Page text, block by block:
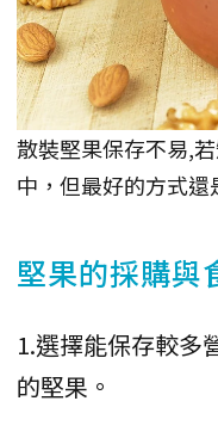
散裝堅果保存不易,
中，但最好的方式
堅果的採購與
1.選擇能保存較多
的堅果。